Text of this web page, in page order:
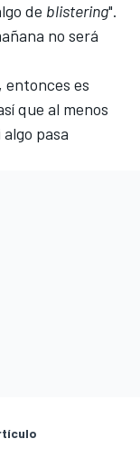
de blistering".
no será
entonces es
que al menos
pasa